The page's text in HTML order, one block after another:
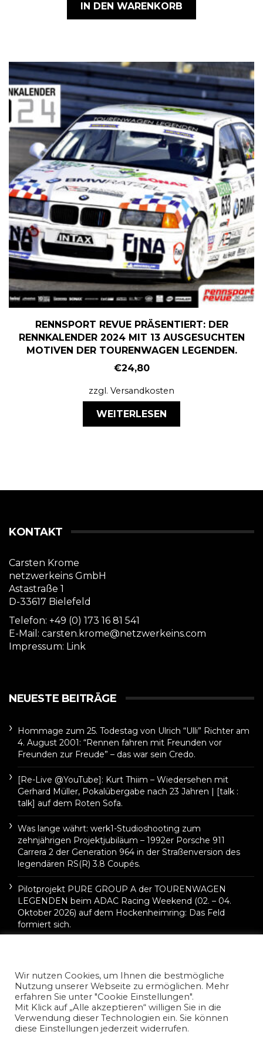
IN DEN WARENKORB
RENNSPORT REVUE PRÄSENTIERT: DER
RENNKALENDER 2024 MIT 13 AUSGESUCHTEN
MOTIVEN DER TOURENWAGEN LEGENDEN.
€24,80
zzgl. Versandkosten
WEITERLESEN
KONTAKT
Carsten Krome
netzwerkeins GmbH
Astastraße 1
D-33617 Bielefeld
Telefon: +49 (0) 173 16 81 541
E-Mail: carsten.krome@netzwerkeins.com
Impressum: Link
NEUESTE BEITRÄGE
Hommage zum 25. Todestag von Ulrich “Ulli” Richter am
4. August 2001: “Rennen fahren mit Freunden vor
Freunden zur Freude” – das war sein Credo.
[Re-Live @YouTube]: Kurt Thiim – Wiedersehen mit
Gerhard Müller, Pokalübergabe nach 23 Jahren | [talk :
talk] auf dem Roten Sofa.
Was lange währt: werk1-Studioshooting zum
zehnjährigen Projektjubiläum – 1992er Porsche 911
Carrera 2 der Generation 964 in der Straßenversion des
legendären RS(R) 3.8 Coupés.
Pilotprojekt PURE GROUP A der TOURENWAGEN
LEGENDEN beim ADAC Racing Weekend (02. – 04.
Oktober 2026) auf dem Hockenheimring: Das Feld
formiert sich.
Wir nutzen Cookies, um Ihnen die bestmögliche
Nutzung unserer Webseite zu ermöglichen. Mehr
erfahren Sie unter "Cookie Einstellungen".
Mit Klick auf „Alle akzeptieren“ willigen Sie in die
Verwendung dieser Technologien ein. Sie können
diese Einstellungen jederzeit widerrufen.